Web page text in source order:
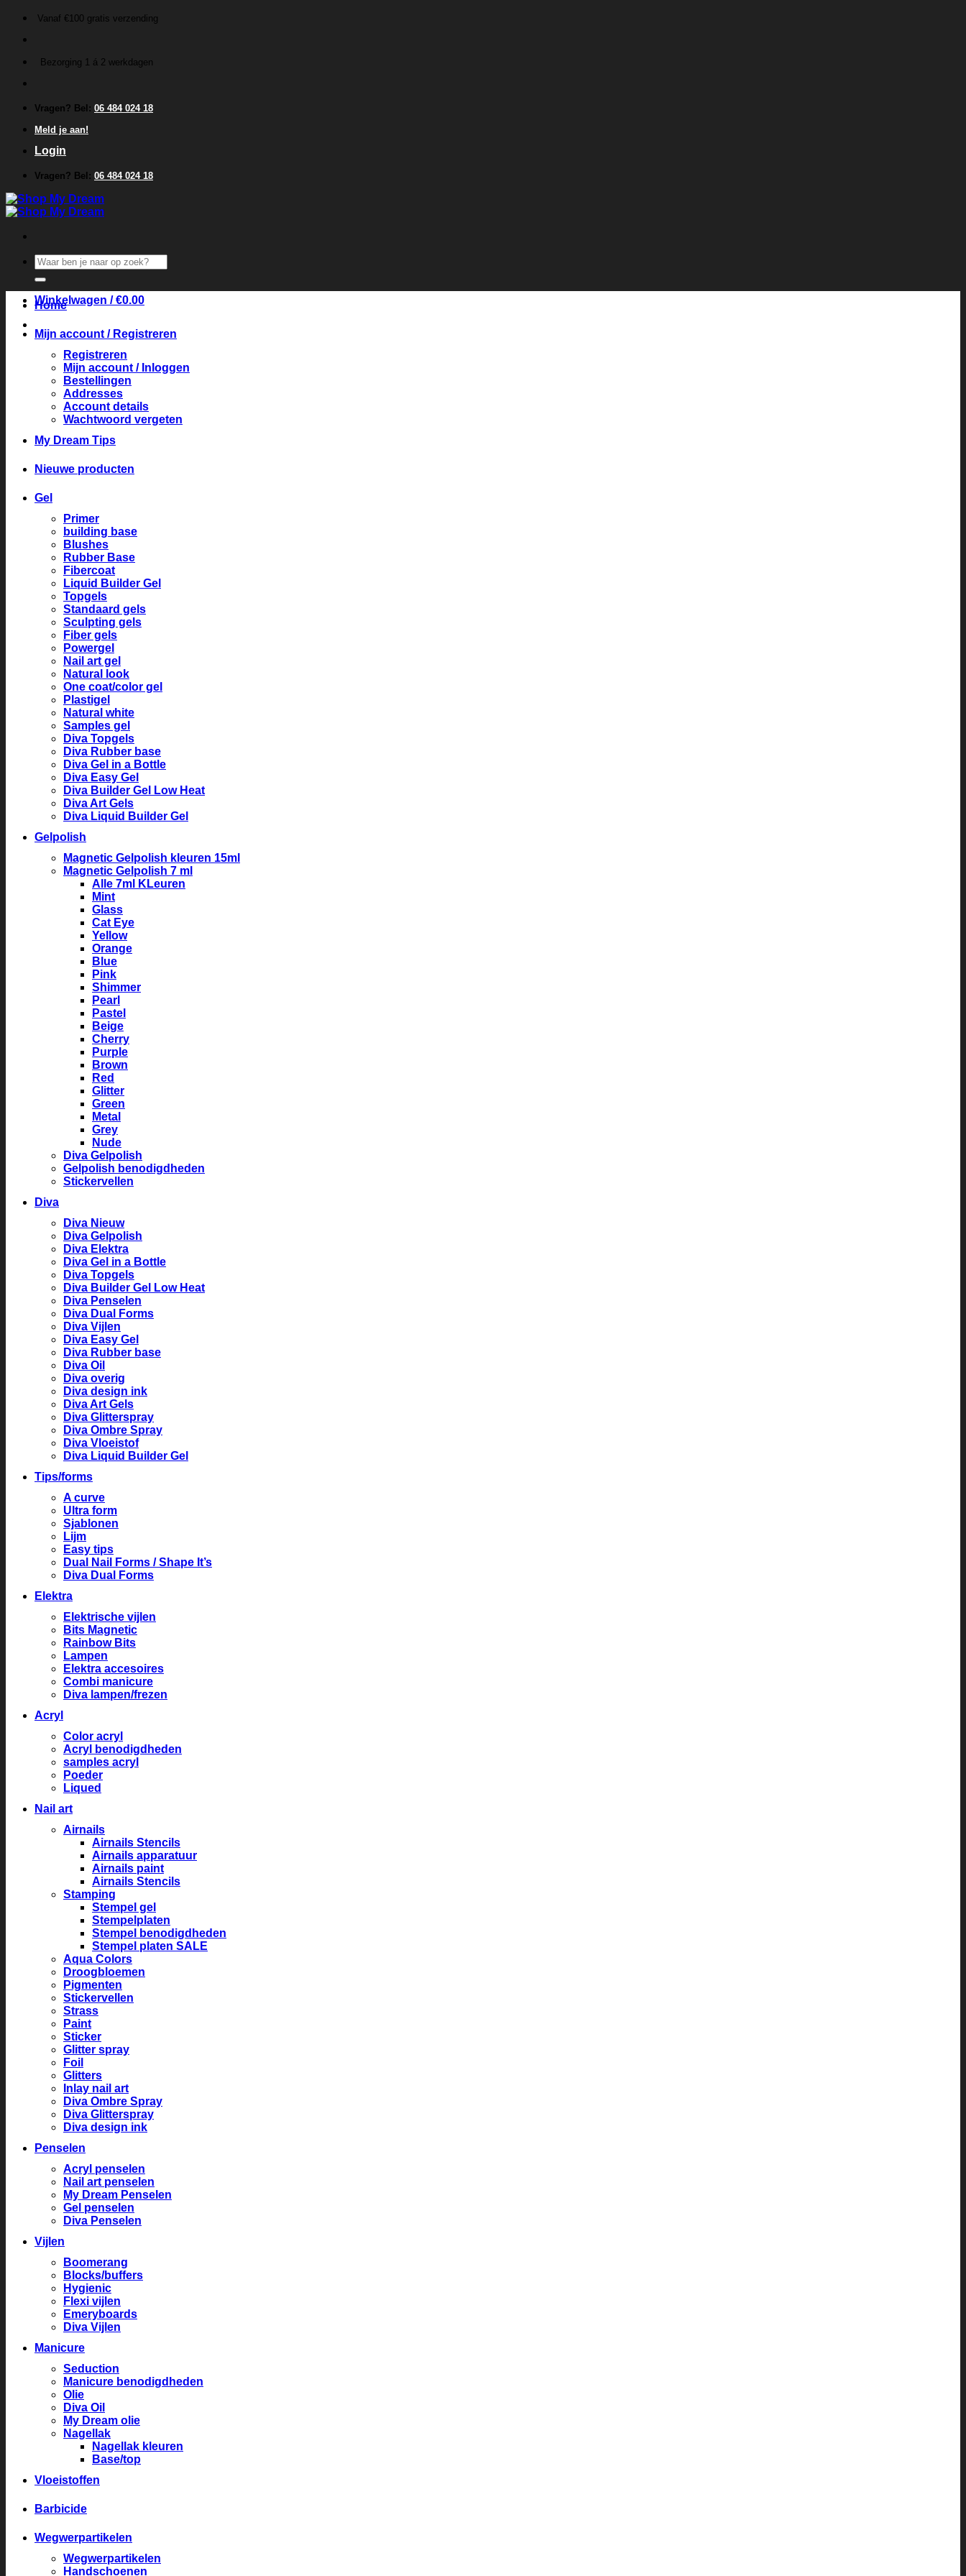
inhoud
Vanaf €100 gratis verzending
Bezorging 1 á 2 werkdagen
Vragen? Bel: 06 484 024 18
Meld je aan!
Login
Vragen? Bel: 06 484 024 18
Zoeken
naar:
Winkelwagen /€0.00
Home
Mijn account / Registreren
Registreren
Mijn account / Inloggen
Bestellingen
Addresses
Account details
Wachtwoord vergeten
My Dream Tips
Nieuwe producten
Gel
Primer
building base
Blushes
Rubber Base
Fibercoat
Liquid Builder Gel
Topgels
Standaard gels
Sculpting gels
Fiber gels
Powergel
Nail art gel
Natural look
One coat/color gel
Plastigel
Natural white
Samples gel
Diva Topgels
Diva Rubber base
Diva Gel in a Bottle
Diva Easy Gel
Diva Builder Gel Low Heat
Diva Art Gels
Diva Liquid Builder Gel
Gelpolish
Magnetic Gelpolish kleuren 15ml
Magnetic Gelpolish 7 ml
Alle 7ml KLeuren
Mint
Glass
Cat Eye
Yellow
Orange
Blue
Pink
Shimmer
Pearl
Pastel
Beige
Cherry
Purple
Brown
Red
Glitter
Green
Metal
Grey
Nude
Diva Gelpolish
Gelpolish benodigdheden
Stickervellen
Diva
Diva Nieuw
Diva Gelpolish
Diva Elektra
Diva Gel in a Bottle
Diva Topgels
Diva Builder Gel Low Heat
Diva Penselen
Diva Dual Forms
Diva Vijlen
Diva Easy Gel
Diva Rubber base
Diva Oil
Diva overig
Diva design ink
Diva Art Gels
Diva Glitterspray
Diva Ombre Spray
Diva Vloeistof
Diva Liquid Builder Gel
Tips/forms
A curve
Ultra form
Sjablonen
Lijm
Easy tips
Dual Nail Forms / Shape It’s
Diva Dual Forms
Elektra
Elektrische vijlen
Bits Magnetic
Rainbow Bits
Lampen
Elektra accesoires
Combi manicure
Diva lampen/frezen
Acryl
Color acryl
Acryl benodigdheden
samples acryl
Poeder
Liqued
Nail art
Airnails
Airnails Stencils
Airnails apparatuur
Airnails paint
Airnails Stencils
Stamping
Stempel gel
Stempelplaten
Stempel benodigdheden
Stempel platen SALE
Aqua Colors
Droogbloemen
Pigmenten
Stickervellen
Strass
Paint
Sticker
Glitter spray
Foil
Glitters
Inlay nail art
Diva Ombre Spray
Diva Glitterspray
Diva design ink
Penselen
Acryl penselen
Nail art penselen
My Dream Penselen
Gel penselen
Diva Penselen
Vijlen
Boomerang
Blocks/buffers
Hygienic
Flexi vijlen
Emeryboards
Diva Vijlen
Manicure
Seduction
Manicure benodigdheden
Olie
Diva Oil
My Dream olie
Nagellak
Nagellak kleuren
Base/top
Vloeistoffen
Barbicide
Wegwerpartikelen
Wegwerpartikelen
Handschoenen